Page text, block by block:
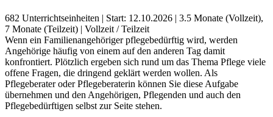
682 Unterrichtseinheiten | Start: 12.10.2026 | 3.5 Monate (Vollzeit),
7 Monate (Teilzeit) | Vollzeit / Teilzeit
Wenn ein Familienangehöriger pflegebedürftig wird, werden
Angehörige häufig von einem auf den anderen Tag damit
konfrontiert. Plötzlich ergeben sich rund um das Thema Pflege viele
offene Fragen, die dringend geklärt werden wollen. Als
Pflegeberater oder Pflegeberaterin können Sie diese Aufgabe
übernehmen und den Angehörigen, Pflegenden und auch den
Pflegebedürftigen selbst zur Seite stehen.